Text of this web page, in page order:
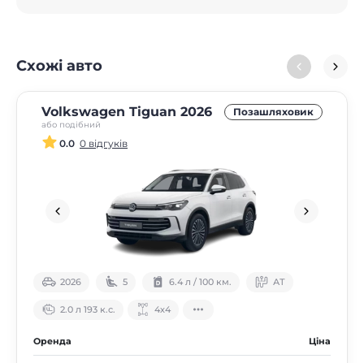
Схожі авто
Volkswagen Tiguan 2026
або подібний
Позашляховик
0.0 0 відгуків
2026 5 6.4 л / 100 км. АТ
2.0 л 193 к.с. 4х4
Оренда Ціна